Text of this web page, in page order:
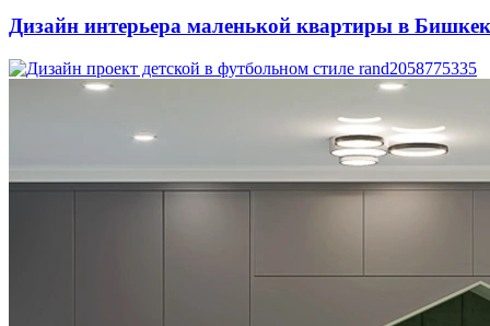
Дизайн интерьера маленькой квартиры в